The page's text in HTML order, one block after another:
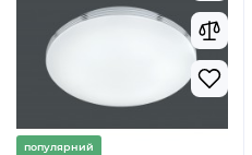
популярний